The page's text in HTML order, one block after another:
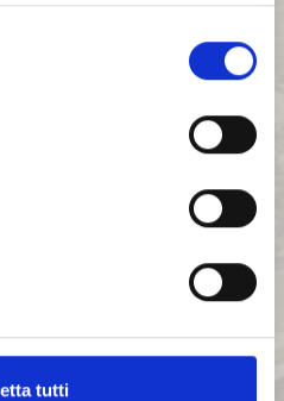
quelli tecnici. Per maggiori
la nostra politica sui cookie
tutti
GRUPPO ASPI